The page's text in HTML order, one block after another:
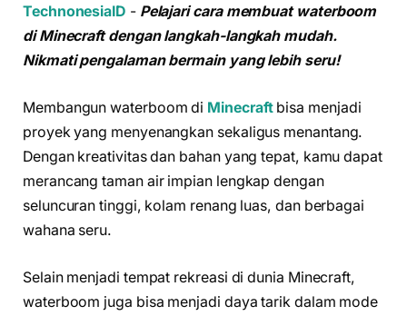
TechnonesiaID - Pelajari cara membuat waterboom
di Minecraft dengan langkah-langkah mudah.
Nikmati pengalaman bermain yang lebih seru!
Membangun waterboom di Minecraftbisa menjadi
proyek yang menyenangkan sekaligus menantang.
Dengan kreativitas dan bahan yang tepat, kamu dapat
merancang taman air impian lengkap dengan
seluncuran tinggi, kolam renang luas, dan berbagai
wahana seru.
Selain menjadi tempat rekreasi di dunia Minecraft,
waterboom juga bisa menjadi daya tarik dalam mode